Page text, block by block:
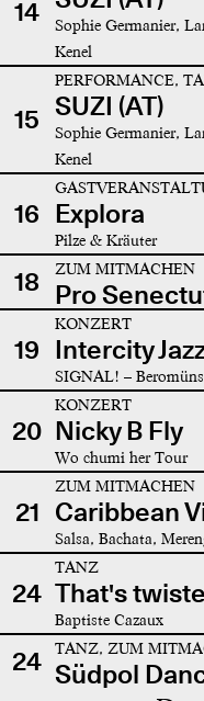
14
Sophie Germanier,
Kenel
15
PERFORMANCE,
SUZI (AT)
Sophie Germanier,
Kenel
16 Explora
Pilze & Kräuter
18 ZUM MITMACHEN
Pro
19
KONZERT
Intercity
SIGNAL! –
20
KONZERT
Nicky B Fly
Wo chumi her Tour
21
ZUM MITMACHEN
Caribbean
Salsa, Bachata,
24
TANZ
That's
Baptiste Cazaux
24 TANZ, ZUM
Südpol